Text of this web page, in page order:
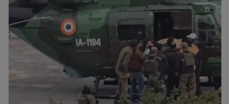
About Author
Contact
Dipotsav Special
આંતરરાષ્ટ્રીય